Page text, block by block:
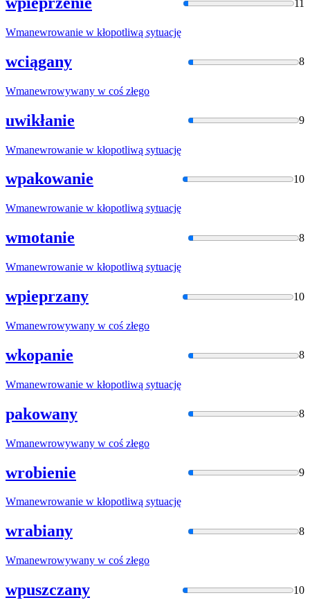
11
Wmanewrowanie w kłopotliwą sytuację
wciągany 8
Wmanewrowywany w coś złego
uwikłanie 9
Wmanewrowanie w kłopotliwą sytuację
wpakowanie 10
Wmanewrowanie w kłopotliwą sytuację
wmotanie 8
Wmanewrowanie w kłopotliwą sytuację
wpieprzany 10
Wmanewrowywany w coś złego
wkopanie 8
Wmanewrowanie w kłopotliwą sytuację
pakowany 8
Wmanewrowywany w coś złego
wrobienie 9
Wmanewrowanie w kłopotliwą sytuację
wrabiany 8
Wmanewrowywany w coś złego
wpuszczany 10